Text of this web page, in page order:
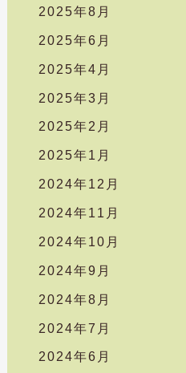
2025年8月
2025年6月
2025年4月
2025年3月
2025年2月
2025年1月
2024年12月
2024年11月
2024年10月
2024年9月
2024年8月
2024年7月
2024年6月